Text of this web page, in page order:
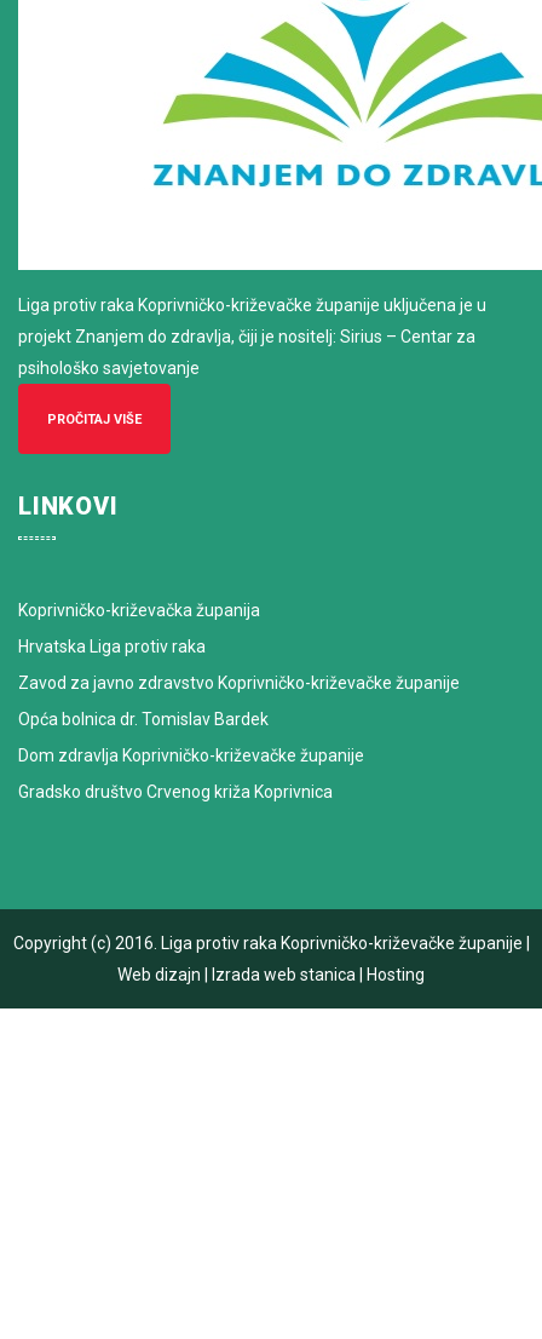
Liga protiv raka Koprivničko-križevačke županije uključena je u
projekt Znanjem do zdravlja, čiji je nositelj: Sirius – Centar za
psihološko savjetovanje
PROČITAJ VIŠE
LINKOVI
Koprivničko-križevačka županija
Hrvatska Liga protiv raka
Zavod za javno zdravstvo Koprivničko-križevačke županije
Opća bolnica dr. Tomislav Bardek
Dom zdravlja Koprivničko-križevačke županije
Gradsko društvo Crvenog križa Koprivnica
Copyright (c) 2016. Liga protiv raka Koprivničko-križevačke županije
Web dizajn
Izrada web stanica Hosting